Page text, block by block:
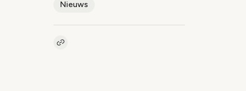
Nieuws
Kopieer link naar artikel